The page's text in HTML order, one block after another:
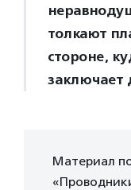
толкают
стороне,
заключает
Материал